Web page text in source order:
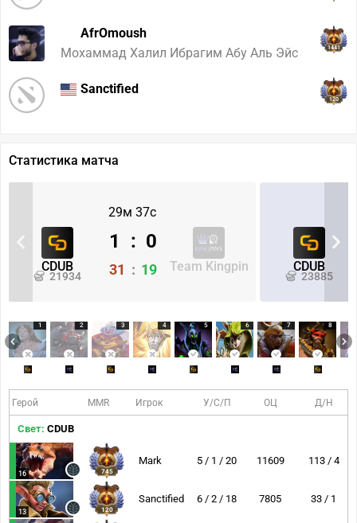
AfrOmoush
Мохаммад Халил Ибрагим Абу Аль Эйс
1441
Sanctified
120
Статистика матча
29м 37с
CDUB
21934
Team Kingpin
1 : 0
31 : 19 CDUB
23885
1 2 3 4 5 6 7 8
Герой MMR Игрок У/С/П ОЦ Д/Н
Свет: CDUB
16 745
Mark 5 / 1 / 20 11609 113 / 4
13 120
Sanctified 6 / 2 / 18 7805 33 / 1